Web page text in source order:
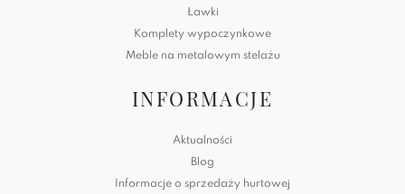
Ławki
Komplety wypoczynkowe
Meble na metalowym stelażu
INFORMACJE
Aktualności
Blog
Informacje o sprzedaży hurtowej